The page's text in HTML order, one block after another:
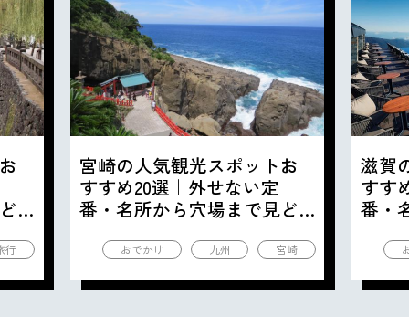
行
宮崎の人気観光スポットお
すすめ20選｜外せない定
番・名所から穴場まで見ど
おでかけ 九州 宮崎
滋賀
すす
番・